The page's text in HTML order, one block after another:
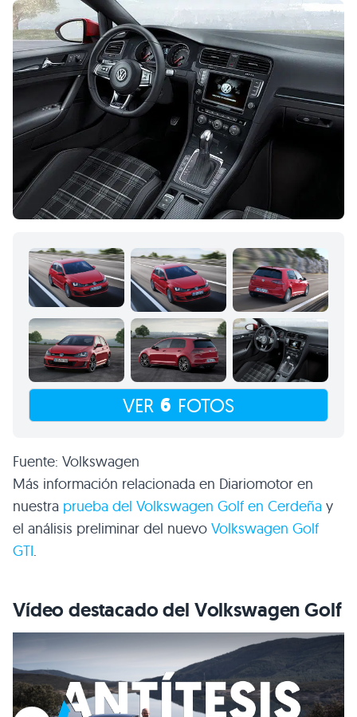
VER 6 FOTOS
Fuente: Volkswagen
Más información relacionada en Diariomotor en
nuestra prueba del Volkswagen Golf en Cerdeña y
el análisis preliminar del nuevo Volkswagen Golf
GTI
Vídeo destacado del Volkswagen Golf